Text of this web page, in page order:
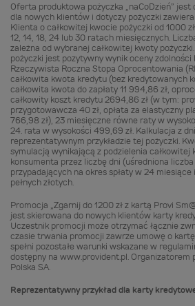
Oferta produktowa pożyczka „naCoDzień” jest
dla nowych klientów i dotyczy pożyczki
Klienta o całkowitej kwocie pożyczki od 1000
12, 14, 18, 24 lub 30 ratach miesięcznych.
zależna od wybranej całkowitej kwoty
pożyczki jest pozytywny wynik oceny
Rzeczywista Roczna Stopa Oprocentowania
całkowita kwota kredytu (bez kredytowanych
całkowita kwota do zapłaty 11 994,86 zł,
całkowity koszt kredytu 2694,86 zł (w tym:
przygotowawcza 40 zł, opłata za elastyczny
766,98 zł), 23 miesięczne równe raty w
24. rata w wysokości 499,69 zł. Kalkulacja z
reprezentatywnym przykładzie tej pożyczki.
symulacją wynikającą z podzielenia całkowitej
konsumenta przez liczbę dni (uśredniona
przypadających na okres spłaty w 24
pełnych złotych.
Promocja „Zgarnij do 1200 zł z kartą Provi
jest skierowana do nowych klientów karty
Uczestnik promocji może otrzymać łącznie
czasie trwania promocji zawrze umowę o
spełni pozostałe warunki wskazane w
dostępny na www.provident.pl.
Polska SA.
Reprezentatywny przykład dla karty